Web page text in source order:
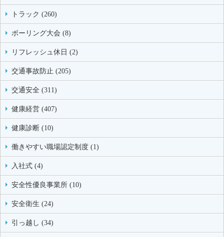
トラック (260)
ボーリング大会 (8)
リフレッシュ休日 (2)
交通事故防止 (205)
交通安全 (311)
健康経営 (407)
健康診断 (10)
働きやすい職場認定制度 (1)
入社式 (4)
安全性優良事業所 (10)
安全衛生 (24)
引っ越し (34)